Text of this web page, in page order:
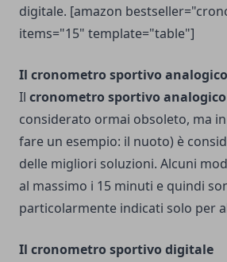
digitale. [amazon
items="15" template="table"]
Il cronometro sportivo analogico
Il cronometro sportivo analogico
considerato ormai obsoleto, ma
fare un esempio: il nuoto) è
delle migliori soluzioni. Alcuni
al massimo i 15 minuti e quindi
particolarmente indicati solo per
Il cronometro sportivo digitale